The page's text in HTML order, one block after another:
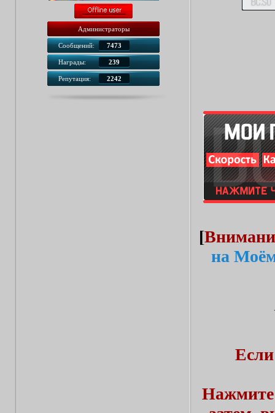
Администраторы
Сообщений: 7473
Награды: 239
Репутация: 2242
[
на